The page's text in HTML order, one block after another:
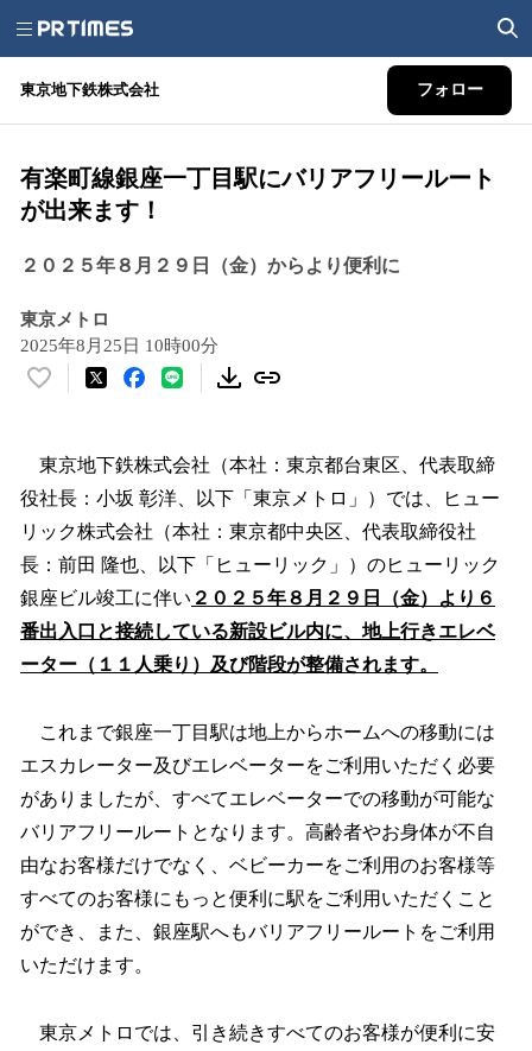
東京地下鉄株式会社 フォロー
有楽町線銀座一丁目駅にバリアフリールート
が出来ます！
２０２５年８月２９日（金）からより便利に
東京メトロ
2025年8月25日 10時00分
い
！
数
を
読
み
込
み
中
で
東京地下鉄株式会社（本社：東京都台東区、代表取締
役社長：小坂 彰洋、以下「東京メトロ」）では、ヒュー
リック株式会社（本社：東京都中央区、代表取締役社
長：前田 隆也、以下「ヒューリック」）のヒューリック
銀座ビル竣工に伴い ２０２５年８月２９日（金）より６
番出入口と接続している新設ビル内に、地上行きエレベ
ーター（１１人乗り）及び階段が整備されます。
これまで銀座一丁目駅は地上からホームへの移動には
エスカレーター及びエレベーターをご利用いただく必要
がありましたが、すべてエレベーターでの移動が可能な
バリアフリールートとなります。高齢者やお身体が不自
由なお客様だけでなく、ベビーカーをご利用のお客様等
すべてのお客様にもっと便利に駅をご利用いただくこと
ができ、また、銀座駅へもバリアフリールートをご利用
いただけます。
東京メトロでは、引き続きすべてのお客様が便利に安